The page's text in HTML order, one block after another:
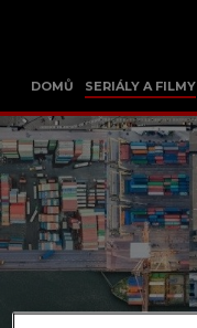
DOMŮ SERIÁLY A FILMY